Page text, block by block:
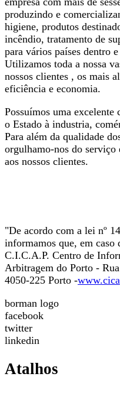
produzindo e
higiene, produtos
incêndio, tratamento de
para vários países dentro
Utilizamos toda a nossa
nossos clientes , os mais
eficiência e economia.
Possuímos uma excelente
o Estado à industria,
Para além da qualidade
orgulhamo-nos do
aos nossos clientes.
"De acordo com a lei nº
informamos que, em
C.I.C.A.P. Centro de
Arbitragem do Porto -
4050-225 Porto -
borman logo
facebook
twitter
linkedin
Atalhos